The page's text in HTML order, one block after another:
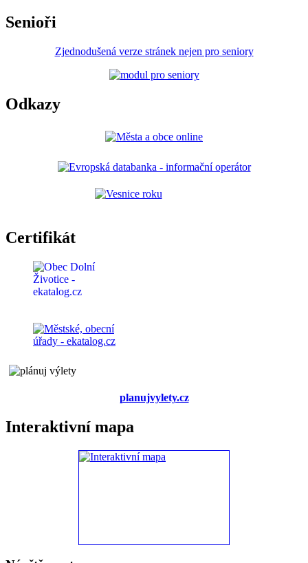
Senioři
Zjednodušená verze stránek nejen pro seniory
Odkazy
Certifikát
planujvylety.cz
Interaktivní mapa